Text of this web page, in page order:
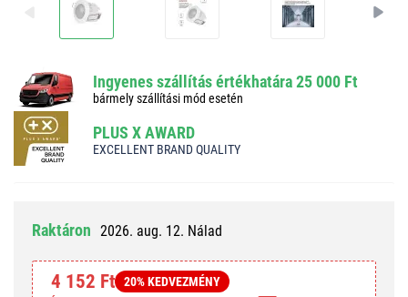
Ingyenes szállítás értékhatára 25 000 Ft
bármely szállítási mód esetén
PLUS X AWARD
EXCELLENT BRAND QUALITY
Raktáron 2026. aug. 12. Nálad
4 152 Ft 20% KEDVEZMÉNY